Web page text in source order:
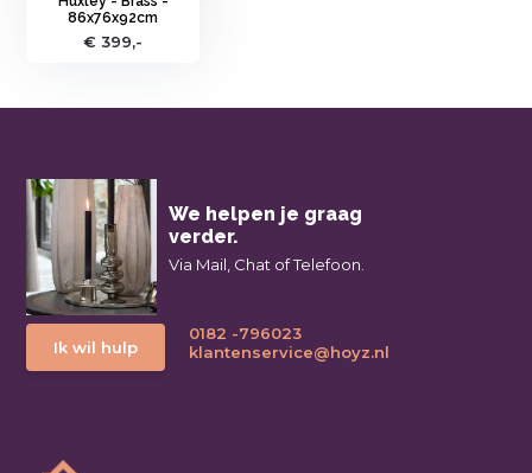
86x76x92cm
€ 399,-
We helpen je graag
verder.
Via Mail, Chat of Telefoon.
Ik wil hulp
0182 -796023
klantenservice@hoyz.nl